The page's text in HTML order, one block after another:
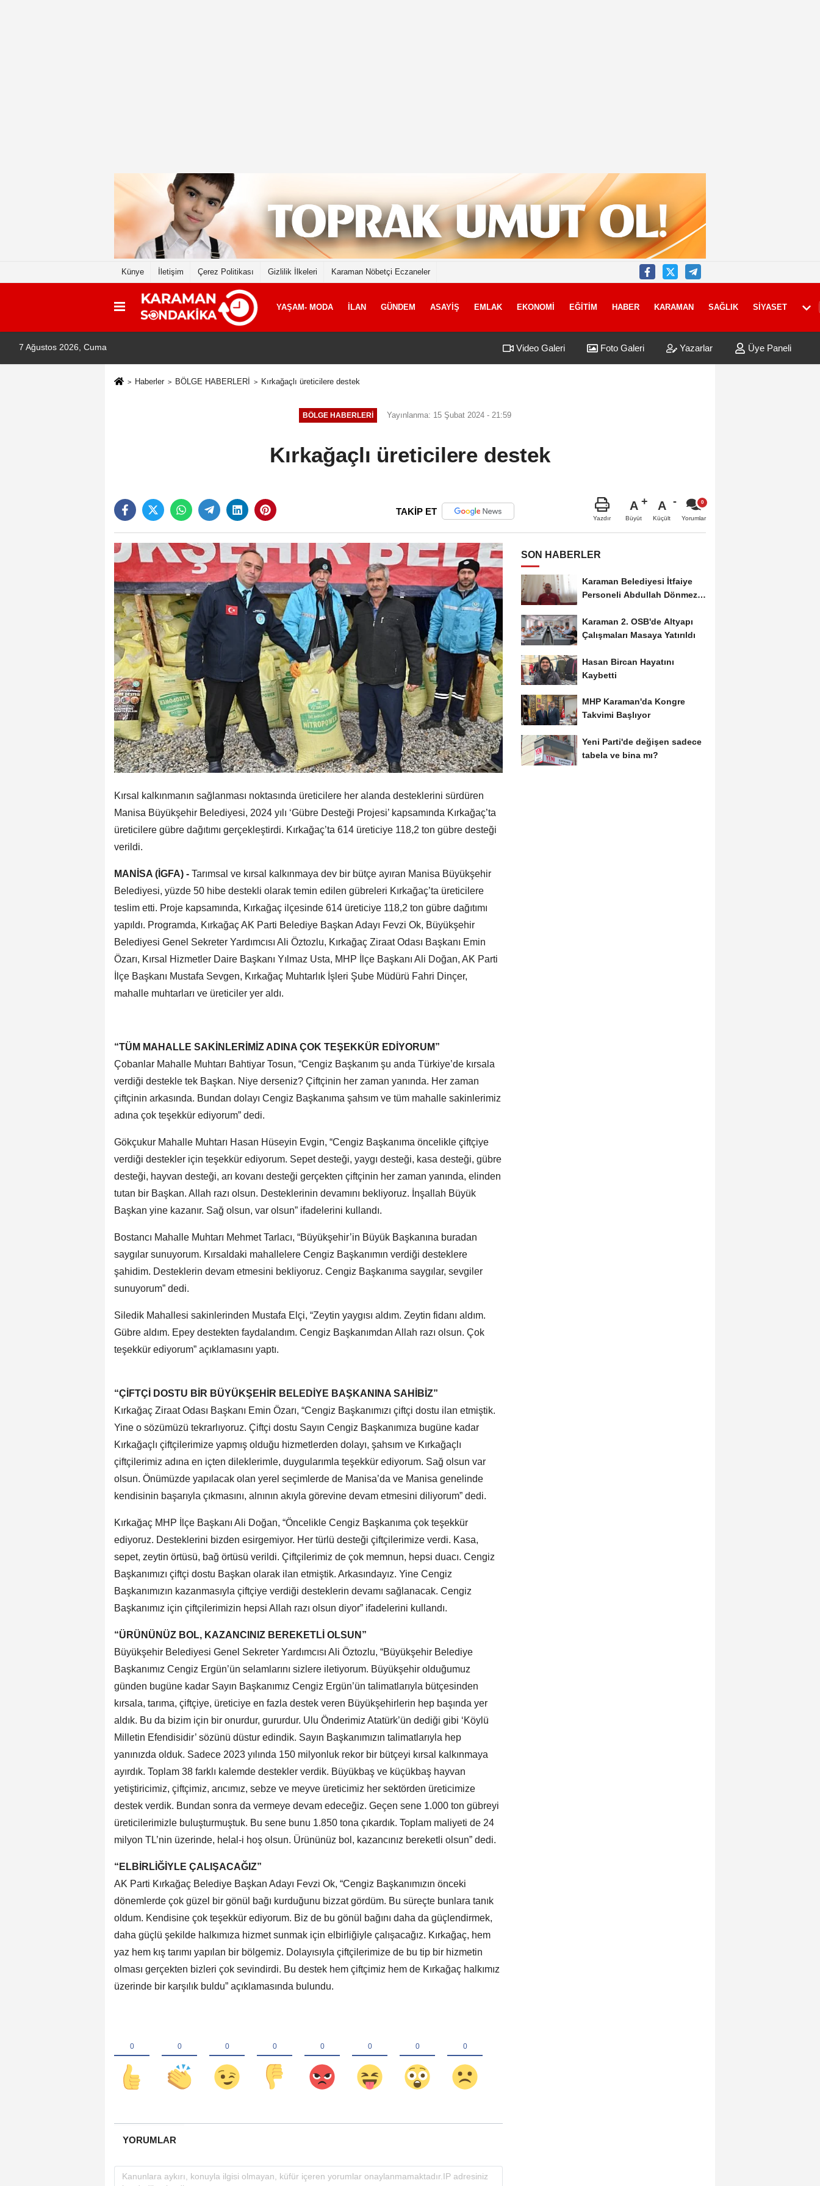
Künye İletişim Çerez Politikası Gizlilik İlkeleri Karaman Nöbetçi Eczaneler
YAŞAM- MODA İLAN GÜNDEM ASAYİŞ EMLAK EKONOMİ EĞİTİM HABER KARAMAN SAĞLIK SİYASET
7 Ağustos 2026, Cuma Video Galeri Foto Galeri Yazarlar Üye Paneli
Haberler BÖLGE HABERLERİ Kırkağaçlı üreticilere destek
BÖLGE HABERLERİ Yayınlanma: 15 Şubat 2024 - 21:59
Kırkağaçlı üreticilere destek
TAKİP ET
Yazdır
A
Büyüt
A
Küçült Yorumlar
Kırsal kalkınmanın sağlanması noktasında üreticilere her alanda desteklerini sürdüren
Manisa Büyükşehir Belediyesi, 2024 yılı ‘Gübre Desteği Projesi’ kapsamında Kırkağaç’ta
üreticilere gübre dağıtımı gerçekleştirdi. Kırkağaç’ta 614 üreticiye 118,2 ton gübre desteği
verildi.
MANİSA (İGFA) - Tarımsal ve kırsal kalkınmaya dev bir bütçe ayıran Manisa Büyükşehir
Belediyesi, yüzde 50 hibe destekli olarak temin edilen gübreleri Kırkağaç’ta üreticilere
teslim etti. Proje kapsamında, Kırkağaç ilçesinde 614 üreticiye 118,2 ton gübre dağıtımı
yapıldı. Programda, Kırkağaç AK Parti Belediye Başkan Adayı Fevzi Ok, Büyükşehir
Belediyesi Genel Sekreter Yardımcısı Ali Öztozlu, Kırkağaç Ziraat Odası Başkanı Emin
Özarı, Kırsal Hizmetler Daire Başkanı Yılmaz Usta, MHP İlçe Başkanı Ali Doğan, AK Parti
İlçe Başkanı Mustafa Sevgen, Kırkağaç Muhtarlık İşleri Şube Müdürü Fahri Dinçer,
mahalle muhtarları ve üreticiler yer aldı.
“TÜM MAHALLE SAKİNLERİMİZ ADINA ÇOK TEŞEKKÜR EDİYORUM”
Çobanlar Mahalle Muhtarı Bahtiyar Tosun, “Cengiz Başkanım şu anda Türkiye’de kırsala
verdiği destekle tek Başkan. Niye derseniz? Çiftçinin her zaman yanında. Her zaman
çiftçinin arkasında. Bundan dolayı Cengiz Başkanıma şahsım ve tüm mahalle sakinlerimiz
adına çok teşekkür ediyorum” dedi.
Gökçukur Mahalle Muhtarı Hasan Hüseyin Evgin, “Cengiz Başkanıma öncelikle çiftçiye
verdiği destekler için teşekkür ediyorum. Sepet desteği, yaygı desteği, kasa desteği, gübre
desteği, hayvan desteği, arı kovanı desteği gerçekten çiftçinin her zaman yanında, elinden
tutan bir Başkan. Allah razı olsun. Desteklerinin devamını bekliyoruz. İnşallah Büyük
Başkan yine kazanır. Sağ olsun, var olsun” ifadelerini kullandı.
Bostancı Mahalle Muhtarı Mehmet Tarlacı, “Büyükşehir’in Büyük Başkanına buradan
saygılar sunuyorum. Kırsaldaki mahallelere Cengiz Başkanımın verdiği desteklere
şahidim. Desteklerin devam etmesini bekliyoruz. Cengiz Başkanıma saygılar, sevgiler
sunuyorum” dedi.
Siledik Mahallesi sakinlerinden Mustafa Elçi, “Zeytin yaygısı aldım. Zeytin fidanı aldım.
Gübre aldım. Epey destekten faydalandım. Cengiz Başkanımdan Allah razı olsun. Çok
teşekkür ediyorum” açıklamasını yaptı.
“ÇİFTÇİ DOSTU BİR BÜYÜKŞEHİR BELEDİYE BAŞKANINA SAHİBİZ”
Kırkağaç Ziraat Odası Başkanı Emin Özarı, “Cengiz Başkanımızı çiftçi dostu ilan etmiştik.
Yine o sözümüzü tekrarlıyoruz. Çiftçi dostu Sayın Cengiz Başkanımıza bugüne kadar
Kırkağaçlı çiftçilerimize yapmış olduğu hizmetlerden dolayı, şahsım ve Kırkağaçlı
çiftçilerimiz adına en içten dileklerimle, duygularımla teşekkür ediyorum. Sağ olsun var
olsun. Önümüzde yapılacak olan yerel seçimlerde de Manisa’da ve Manisa genelinde
kendisinin başarıyla çıkmasını, alnının akıyla görevine devam etmesini diliyorum” dedi.
Kırkağaç MHP İlçe Başkanı Ali Doğan, “Öncelikle Cengiz Başkanıma çok teşekkür
ediyoruz. Desteklerini bizden esirgemiyor. Her türlü desteği çiftçilerimize verdi. Kasa,
sepet, zeytin örtüsü, bağ örtüsü verildi. Çiftçilerimiz de çok memnun, hepsi duacı. Cengiz
Başkanımızı çiftçi dostu Başkan olarak ilan etmiştik. Arkasındayız. Yine Cengiz
Başkanımızın kazanmasıyla çiftçiye verdiği desteklerin devamı sağlanacak. Cengiz
Başkanımız için çiftçilerimizin hepsi Allah razı olsun diyor” ifadelerini kullandı.
“ÜRÜNÜNÜZ BOL, KAZANCINIZ BEREKETLİ OLSUN”
Büyükşehir Belediyesi Genel Sekreter Yardımcısı Ali Öztozlu, “Büyükşehir Belediye
Başkanımız Cengiz Ergün’ün selamlarını sizlere iletiyorum. Büyükşehir olduğumuz
günden bugüne kadar Sayın Başkanımız Cengiz Ergün’ün talimatlarıyla bütçesinden
kırsala, tarıma, çiftçiye, üreticiye en fazla destek veren Büyükşehirlerin hep başında yer
aldık. Bu da bizim için bir onurdur, gururdur. Ulu Önderimiz Atatürk’ün dediği gibi ‘Köylü
Milletin Efendisidir’ sözünü düstur edindik. Sayın Başkanımızın talimatlarıyla hep
yanınızda olduk. Sadece 2023 yılında 150 milyonluk rekor bir bütçeyi kırsal kalkınmaya
ayırdık. Toplam 38 farklı kalemde destekler verdik. Büyükbaş ve küçükbaş hayvan
yetiştiricimiz, çiftçimiz, arıcımız, sebze ve meyve üreticimiz her sektörden üreticimize
destek verdik. Bundan sonra da vermeye devam edeceğiz. Geçen sene 1.000 ton gübreyi
üreticilerimizle buluşturmuştuk. Bu sene bunu 1.850 tona çıkardık. Toplam maliyeti de 24
milyon TL’nin üzerinde, helal-i hoş olsun. Ürününüz bol, kazancınız bereketli olsun” dedi.
“ELBİRLİĞİYLE ÇALIŞACAĞIZ”
AK Parti Kırkağaç Belediye Başkan Adayı Fevzi Ok, “Cengiz Başkanımızın önceki
dönemlerde çok güzel bir gönül bağı kurduğunu bizzat gördüm. Bu süreçte bunlara tanık
oldum. Kendisine çok teşekkür ediyorum. Biz de bu gönül bağını daha da güçlendirmek,
daha güçlü şekilde halkımıza hizmet sunmak için elbirliğiyle çalışacağız. Kırkağaç, hem
yaz hem kış tarımı yapılan bir bölgemiz. Dolayısıyla çiftçilerimize de bu tip bir hizmetin
olması gerçekten bizleri çok sevindirdi. Bu destek hem çiftçimiz hem de Kırkağaç halkımız
üzerinde bir karşılık buldu” açıklamasında bulundu.
YORUMLAR
SON HABERLER
Karaman Belediyesi İtfaiye
Personeli Abdullah Dönmez
Karaman 2. OSB'de Altyapı
Çalışmaları Masaya Yatırıldı
Hasan Bircan Hayatını
Kaybetti
MHP Karaman'da Kongre
Takvimi Başlıyor
Yeni Parti'de değişen sadece
tabela ve bina mı?